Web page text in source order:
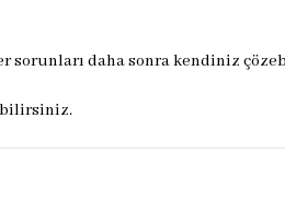
sorunları daha sonra kendiniz